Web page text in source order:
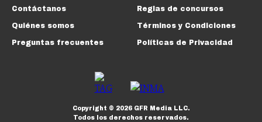
Contáctanos
Quiénes somos
Preguntas frecuentes
Reglas de concursos
Términos y Condiciones
Políticas de Privacidad
Copyright © 2026GFR Media LLC.
Todos los derechos reservados.